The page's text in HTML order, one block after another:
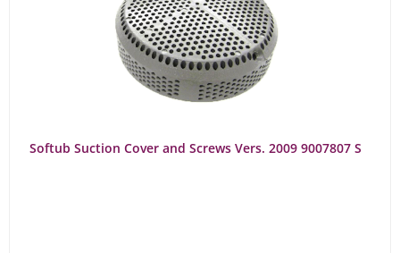
Softub Suction Cover and Screws Vers. 2009 9007807 S